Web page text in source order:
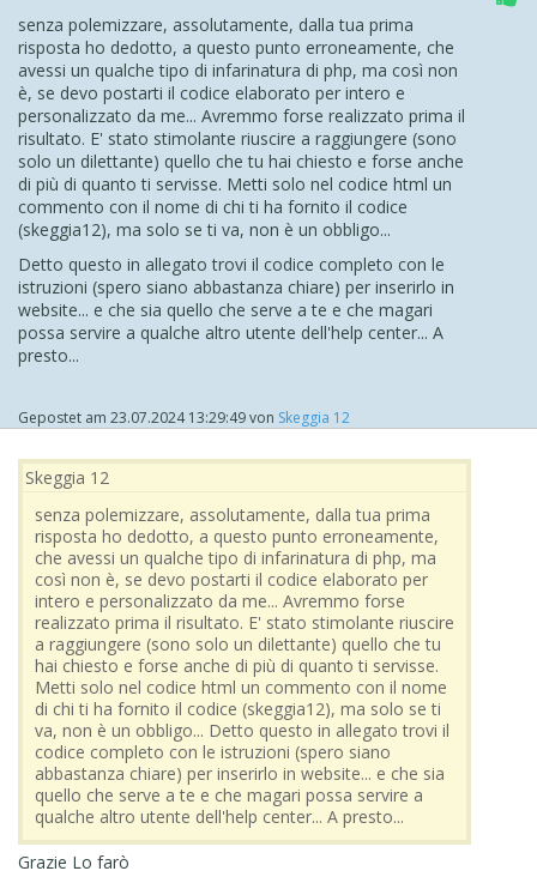
senza polemizzare, assolutamente, dalla tua prima
risposta ho dedotto, a questo punto erroneamente, che
avessi un qualche tipo di infarinatura di php, ma così non
è, se devo postarti il codice elaborato per intero e
personalizzato da me... Avremmo forse realizzato prima il
risultato. E' stato stimolante riuscire a raggiungere (sono
solo un dilettante) quello che tu hai chiesto e forse anche
di più di quanto ti servisse. Metti solo nel codice html un
commento con il nome di chi ti ha fornito il codice
(skeggia12), ma solo se ti va, non è un obbligo...
Detto questo in allegato trovi il codice completo con le
istruzioni (spero siano abbastanza chiare) per inserirlo in
website... e che sia quello che serve a te e che magari
possa servire a qualche altro utente dell'help center... A
presto...
Gepostet am 23.07.2024 13:29:49von Skeggia 12
Skeggia 12
senza polemizzare, assolutamente, dalla tua prima
risposta ho dedotto, a questo punto erroneamente,
che avessi un qualche tipo di infarinatura di php, ma
così non è, se devo postarti il codice elaborato per
intero e personalizzato da me... Avremmo forse
realizzato prima il risultato. E' stato stimolante riuscire
a raggiungere (sono solo un dilettante) quello che tu
hai chiesto e forse anche di più di quanto ti servisse.
Metti solo nel codice html un commento con il nome
di chi ti ha fornito il codice (skeggia12), ma solo se ti
va, non è un obbligo... Detto questo in allegato trovi il
codice completo con le istruzioni (spero siano
abbastanza chiare) per inserirlo in website... e che sia
quello che serve a te e che magari possa servire a
qualche altro utente dell'help center... A presto...
Grazie Lo farò